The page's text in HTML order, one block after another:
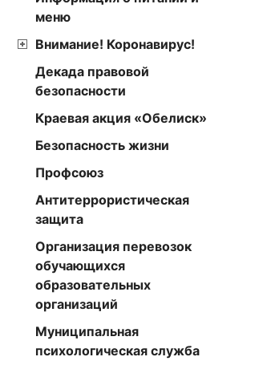
меню
Внимание! Коронавирус!
Декада правовой
безопасности
Краевая акция «Обелиск»
Безопасность жизни
Профсоюз
Антитеррористическая
защита
Организация перевозок
обучающихся
образовательных
организаций
Муниципальная
психологическая служба